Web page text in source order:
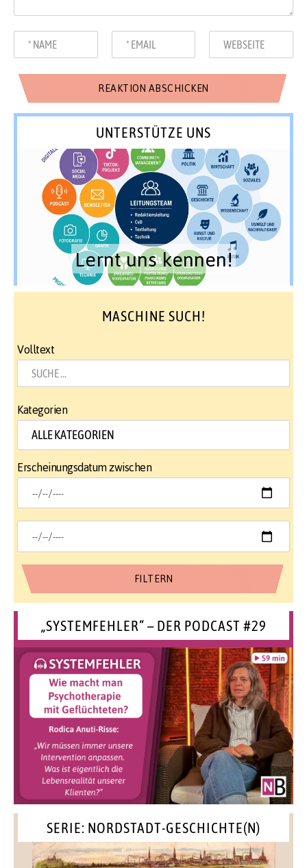
UNTERSTÜTZE UNS
Lernt uns kennen!
MASCHINE SUCH!
Volltext
Kategorien
Erscheinungsdatum zwischen
„SYSTEMFEHLER“ – DER PODCAST #29
SERIE: NORDSTADT-GESCHICHTE(N)